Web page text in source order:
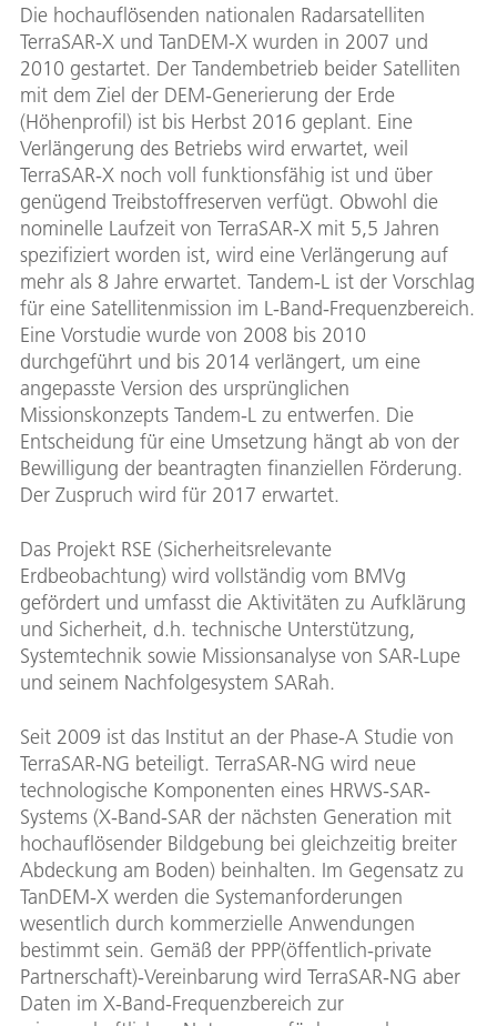
Die hochauflösenden nationalen Radarsatelliten
TerraSAR-X und TanDEM-X wurden in 2007 und
2010 gestartet. Der Tandembetrieb beider Satelliten
mit dem Ziel der DEM-Generierung der Erde
(Höhenprofil) ist bis Herbst 2016 geplant. Eine
Verlängerung des Betriebs wird erwartet, weil
TerraSAR-X noch voll funktionsfähig ist und über
genügend Treibstoffreserven verfügt. Obwohl die
nominelle Laufzeit von TerraSAR-X mit 5,5 Jahren
spezifiziert worden ist, wird eine Verlängerung auf
mehr als 8 Jahre erwartet. Tandem-L ist der Vorschlag
für eine Satellitenmission im L-Band-Frequenzbereich.
Eine Vorstudie wurde von 2008 bis 2010
durchgeführt und bis 2014 verlängert, um eine
angepasste Version des ursprünglichen
Missionskonzepts Tandem-L zu entwerfen. Die
Entscheidung für eine Umsetzung hängt ab von der
Bewilligung der beantragten finanziellen Förderung.
Der Zuspruch wird für 2017 erwartet.
Das Projekt RSE (Sicherheitsrelevante
Erdbeobachtung) wird vollständig vom BMVg
gefördert und umfasst die Aktivitäten zu Aufklärung
und Sicherheit, d.h. technische Unterstützung,
Systemtechnik sowie Missionsanalyse von SAR-Lupe
und seinem Nachfolgesystem SARah.
Seit 2009 ist das Institut an der Phase-A Studie von
TerraSAR-NG beteiligt. TerraSAR-NG wird neue
technologische Komponenten eines HRWS-SAR-
Systems (X-Band-SAR der nächsten Generation mit
hochauflösender Bildgebung bei gleichzeitig breiter
Abdeckung am Boden) beinhalten. Im Gegensatz zu
TanDEM-X werden die Systemanforderungen
wesentlich durch kommerzielle Anwendungen
bestimmt sein. Gemäß der PPP(öffentlich-private
Partnerschaft)-Vereinbarung wird TerraSAR-NG aber
Daten im X-Band-Frequenzbereich zur